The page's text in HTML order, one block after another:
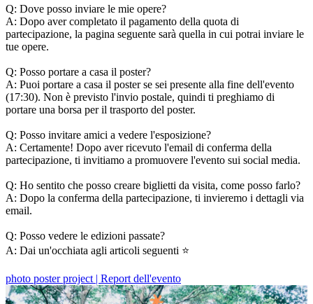
Q: Dove posso inviare le mie opere?
A: Dopo aver completato il pagamento della quota di
partecipazione, la pagina seguente sarà quella in cui potrai inviare le
tue opere.
Q: Posso portare a casa il poster?
A: Puoi portare a casa il poster se sei presente alla fine dell'evento
(17:30). Non è previsto l'invio postale, quindi ti preghiamo di
portare una borsa per il trasporto del poster.
Q: Posso invitare amici a vedere l'esposizione?
A: Certamente! Dopo aver ricevuto l'email di conferma della
partecipazione, ti invitiamo a promuovere l'evento sui social media.
Q: Ho sentito che posso creare biglietti da visita, come posso farlo?
A: Dopo la conferma della partecipazione, ti invieremo i dettagli via
email.
Q: Posso vedere le edizioni passate?
A: Dai un'occhiata agli articoli seguenti ⭐️
photo poster project | Report dell'evento